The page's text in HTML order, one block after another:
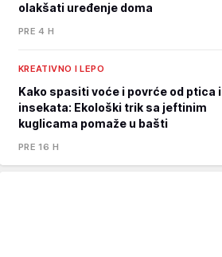
olakšati uređenje doma
PRE 4 H
KREATIVNO I LEPO
Kako spasiti voće i povrće od ptica i
insekata: Ekološki trik sa jeftinim
kuglicama pomaže u bašti
PRE 16 H